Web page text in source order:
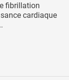
fibrillation
cardiaque